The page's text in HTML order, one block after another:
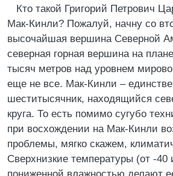
Кто такой Григорий Петрович
Мак-Кинли? Пожалуй, начну со
высочайшая вершина Северной
северная горная вершина на
тысяч метров над уровнем
еще не все. Мак-Кинли –
шеститысячник, находящийся
круга. То есть помимо сугубо
при восхождении на Мак-Кинли
проблемы, мягко скажем,
Сверхнизкие температуры (от -40